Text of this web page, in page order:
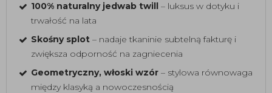
100% naturalny jedwab twill – luksus w dotyku i
trwałość na lata
Skośny splot – nadaje tkaninie subtelną fakturę i
zwiększa odporność na zagniecenia
Geometryczny, włoski wzór – stylowa równowaga
między klasyką a nowoczesnością